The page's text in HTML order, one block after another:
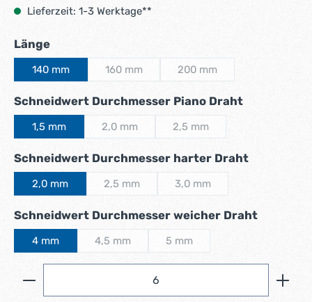
Lieferzeit: 1-3 Werktage**
Längeauswählen
140 mm 160 mm 200 mm
Schneidwert Durchmesser Piano Drahtauswählen
1,5 mm 2,0 mm
(Diese Option ist zurzeit nicht verfügbar.)
2,5 mm
Schneidwert Durchmesser harter Draht
2,0 mm 2,5 mm
(Diese Option ist zurzeit nicht verfügbar.)
3,0 mm
Schneidwert Durchmesser weicher Draht
4 mm 4,5 mm 5 mm
Produkt Anzahl: Gib den gewünschten Wert ein